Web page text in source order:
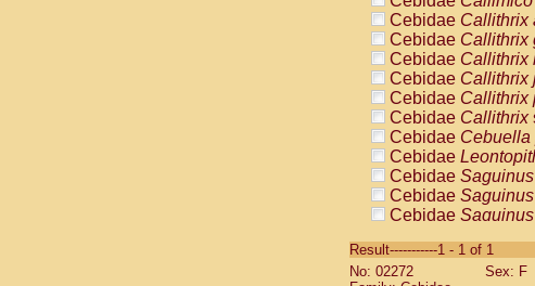
Cebidae Callithrix
Cebidae Callithrix
Cebidae Callithrix
Cebidae Callithrix
Cebidae Callithrix
Cebidae Callithrix
Cebidae Cebuella
Cebidae
Cebidae
Cebidae
Cebidae
Cebidae
Cebidae
Result-----------1 - 1 of 1
No: 02272
Sex: F